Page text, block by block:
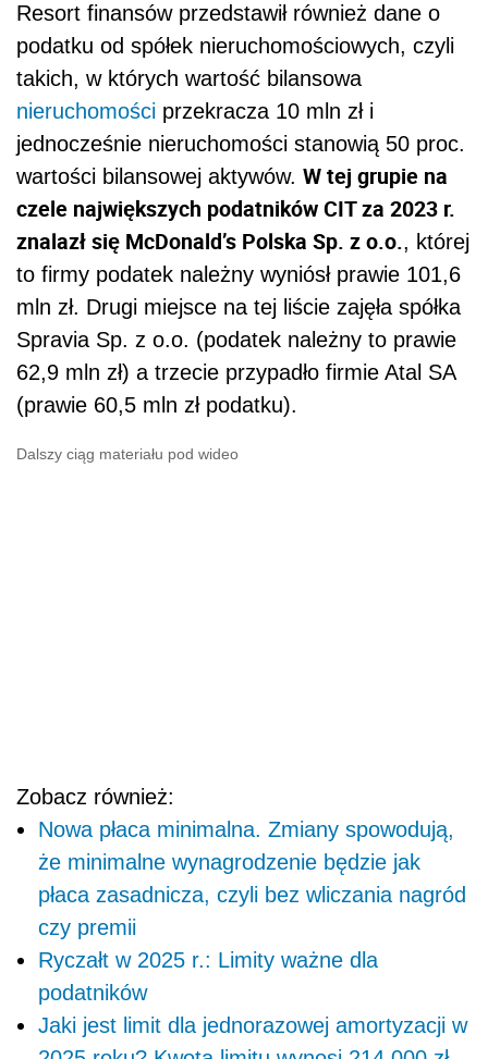
Resort finansów przedstawił również dane o
podatku od spółek nieruchomościowych, czyli
takich, w których wartość bilansowa
nieruchomości przekracza 10 mln zł i
jednocześnie nieruchomości stanowią 50 proc.
wartości bilansowej aktywów. W tej grupie na
czele największych podatników CIT za 2023 r.
znalazł się McDonald’s Polska Sp. z o.o., której
to firmy podatek należny wyniósł prawie 101,6
mln zł. Drugi miejsce na tej liście zajęła spółka
Spravia Sp. z o.o. (podatek należny to prawie
62,9 mln zł) a trzecie przypadło firmie Atal SA
(prawie 60,5 mln zł podatku).
Dalszy ciąg materiału pod wideo
Zobacz również:
Nowa płaca minimalna. Zmiany spowodują,
że minimalne wynagrodzenie będzie jak
płaca zasadnicza, czyli bez wliczania nagród
czy premii
Ryczałt w 2025 r.: Limity ważne dla
podatników
Jaki jest limit dla jednorazowej amortyzacji w